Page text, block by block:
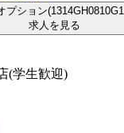
プション
求人を見る
(学生歓迎)